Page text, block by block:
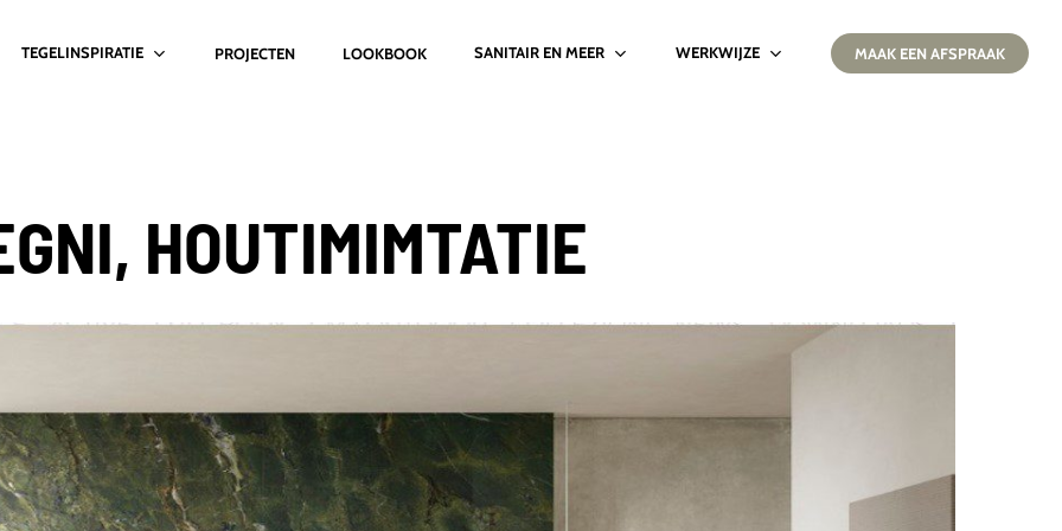
TEGELINSPIRATIE PROJECTEN LOOKBOOK SANITAIR EN MEER WERKWIJZE MAAK EEN AFSPRAAK
HOUTIMIMTATIE